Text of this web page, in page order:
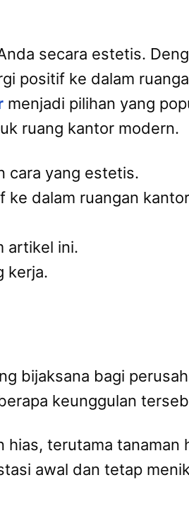
secara estetis.
positif ke dalam
menjadi pilihan yang
ruang kantor modern.
cara yang estetis.
ke dalam ruangan
artikel ini.
kerja.
bijaksana bagi
keunggulan
terutama tanaman
awal dan tetap